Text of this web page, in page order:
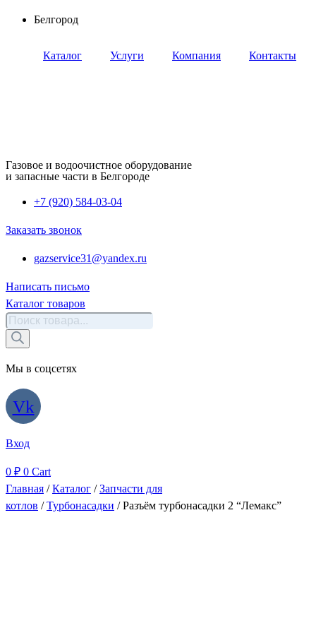
Перейти
содержимому
Белгород
Каталог Услуги Компания Контакты
Газовое и водоочистное оборудование
и запасные части в Белгороде
+7 (920) 584-03-04
Заказать звонок
gazservice31@yandex.ru
Написать письмо
Каталог товаров
Поиск
товаров
Мы в соцсетях
Vk
Вход
0 ₽ 0 Cart
Главная /Каталог /Запчасти для
котлов /Турбонасадки / Разъём турбонасадки 2 “Лемакс”